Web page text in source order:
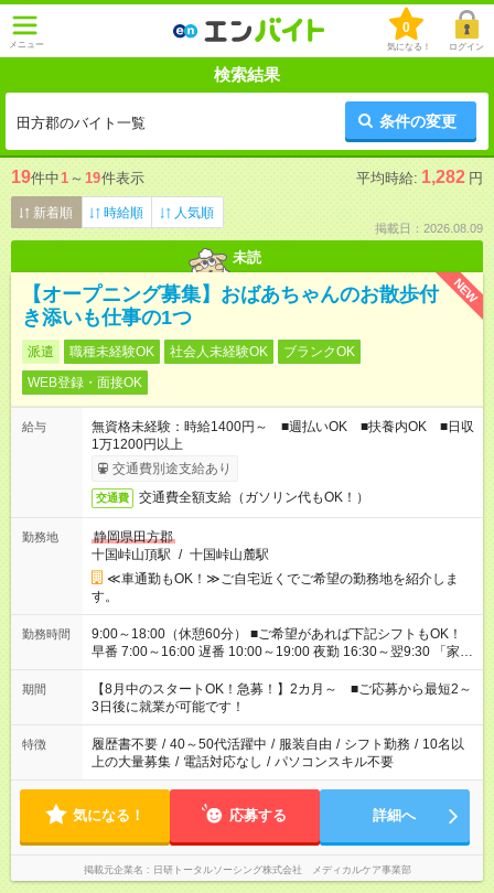
メニュー
0
気になる！ ログイン
検索結果
田方郡のバイト一覧 条件の変更
19件中1 ～ 19件表示 平均時給: 1,282 円
新着順 時給順 人気順
掲載日：2026.08.09
未読
NEW
【オープニング募集】おばあちゃんのお散歩付
き添いも仕事の1つ
派遣 職種未経験OK 社会人未経験OK
ブランクOK
WEB登録・面接OK
給与
無資格未経験：時給1400円～ ■週払いOK ■扶養内OK ■日収
1万1200円以上
交通費別途支給あり
交通費 交通費全額支給（ガソリン代もOK！）
勤務地
静岡県田方郡
十国峠山頂駅 / 十国峠山麓駅
≪車通勤もOK！≫ご自宅近くでご希望の勤務地を紹介しま
す。
勤務時間
9:00～18:00（休憩60分） ■ご希望があれば下記シフトもOK！
早番 7:00～16:00 遅番 10:00～19:00 夜勤 16:30～翌9:30 「家族
と休みを合わせたい」 「余裕を持って夕飯の準備がしたい」
「できれば残業はしたくない」 など、ご希望を教えてください
ね。 ※Wワーク希望の方へ 今ご覧のお仕事で希望する勤務時間
と、もう1つのお仕事の勤務時間。 合計で週40時間を超える場
合は応募できません。
期間
【8月中のスタートOK！急募！】2カ月～ ■ご応募から最短2～
3日後に就業が可能です！
特徴 履歴書不要 / 40～50代活躍中 / 服装自由 / シフト勤務 / 10名以
上の大量募集 / 電話対応なし / パソコンスキル不要
気になる！ 応募する 詳細へ
掲載元企業名 日研トータルソーシング株式会社 メディカルケア事業部